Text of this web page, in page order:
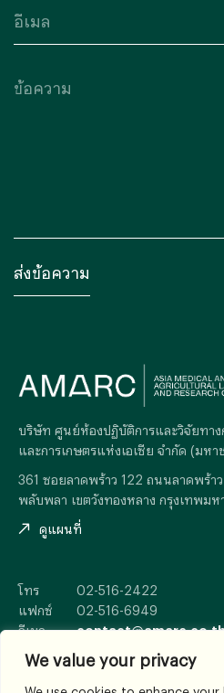
We value your privacy
บริษัท ศูนย์ห้องปฏิบัติการและวิจัยทา
และการเกษตรแห่งเอเซีย จำกัด (มหา
361 ซอยลาดพร้าว 122 ถนนลาดพร้า
พลับพลา เขตวังทองหลาง กรุงเทพมห
ดูแผนที่
โทร
02-516-2422
แฟกซ์
02-516-6949
อีเมล